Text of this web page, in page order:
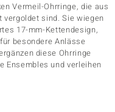
Vermeil-Ohrringe, die aus
sind. Sie wiegen
17-mm-Kettendesign,
besondere Anlässe
diese Ohrringe
Ensembles und verleihen